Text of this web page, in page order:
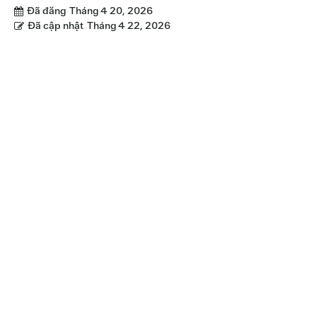
Đã đăng Tháng 4 20, 2026
Đã cập nhật Tháng 4 22, 2026